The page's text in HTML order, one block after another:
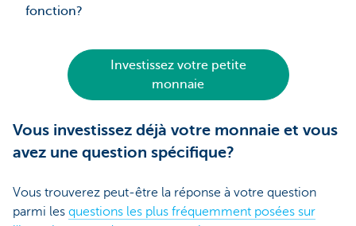
fonction?
Investissez votre petite
monnaie
Vous investissez déjà votre monnaie et vous
avez une question spécifique?
Vous trouverez peut-être la réponse à votre question
parmi les questions les plus fréquemment posées sur